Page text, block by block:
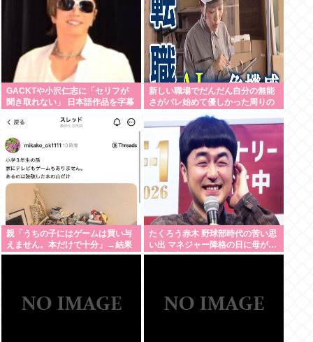
GACKTや小沢仁志に「セリフが
聞き取れない」 日本語作品を字幕
新しい職場でだんだん自分の無能
さがバレ始めて優しかった周りの
人たちが徐々に冷たくなっていく
時ってゾクゾクするよな
親「うちの子にはゲームは買い与
えません。本だけで十分」→結果
たくろう赤木 野球部時代の苦い思
い出 マネジャー降格の日に母が…
「何も言えなくて」